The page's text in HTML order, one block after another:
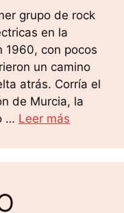
grupo de rock
en la
1960, con pocos
un camino
atrás. Corría el
de Murcia, la
… Leer más